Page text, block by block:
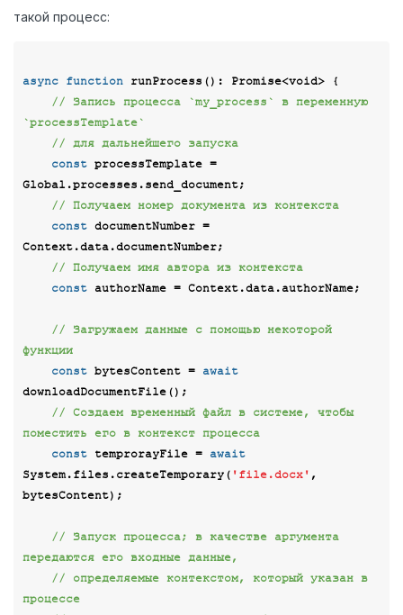
такой процесс:
async function runProcess (): Promise<void>
{
// Запись процесса `my_process` в переменную
`processTemplate`
// для дальнейшего запуска
const processTemplate =
Global.processes.send_document;
// Получаем номер документа из контекста
const documentNumber =
Context.data.documentNumber;
// Получаем имя автора из контекста
const authorName = Context.data.authorName;
// Загружаем данные с помощью некоторой
функции
const bytesContent = await
downloadDocumentFile();
// Создаем временный файл в системе, чтобы
поместить его в контекст процесса
const temprorayFile = await
System.files.createTemporary( 'file.docx' ,
bytesContent);
// Запуск процесса; в качестве аргумента
передаются его входные данные,
// определяемые контекстом, который указан в
процессе